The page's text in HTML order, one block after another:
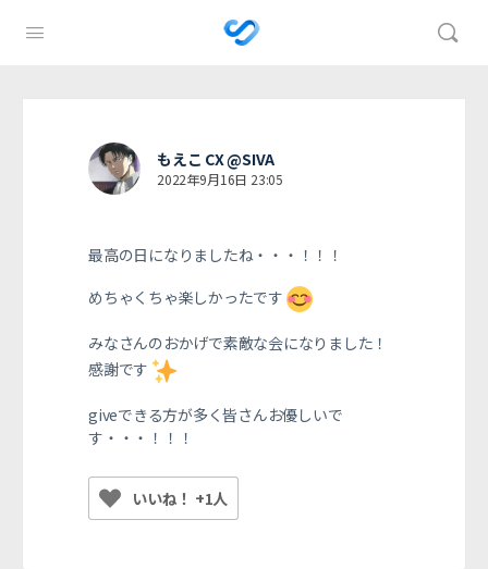
もえこ CX @SIVA
2022年9月16日 23:05
最高の日になりましたね・・・！！！
めちゃくちゃ楽しかったです
みなさんのおかげで素敵な会になりました！
感謝です
giveできる方が多く皆さんお優しいで
す・・・！！！
いいね！ +1人